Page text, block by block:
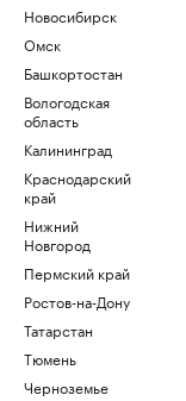
Новосибирск
Омск
Башкортостан
Вологодская
область
Калининград
Краснодарский
край
Нижний
Новгород
Пермский край
Ростов-на-Дону
Татарстан
Тюмень
Черноземье